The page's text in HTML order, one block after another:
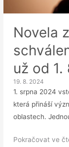
Novela
už od
19. 8. 2024
1. srpna 2024
která přináší
oblastech.
Novela
Pokračovat ve